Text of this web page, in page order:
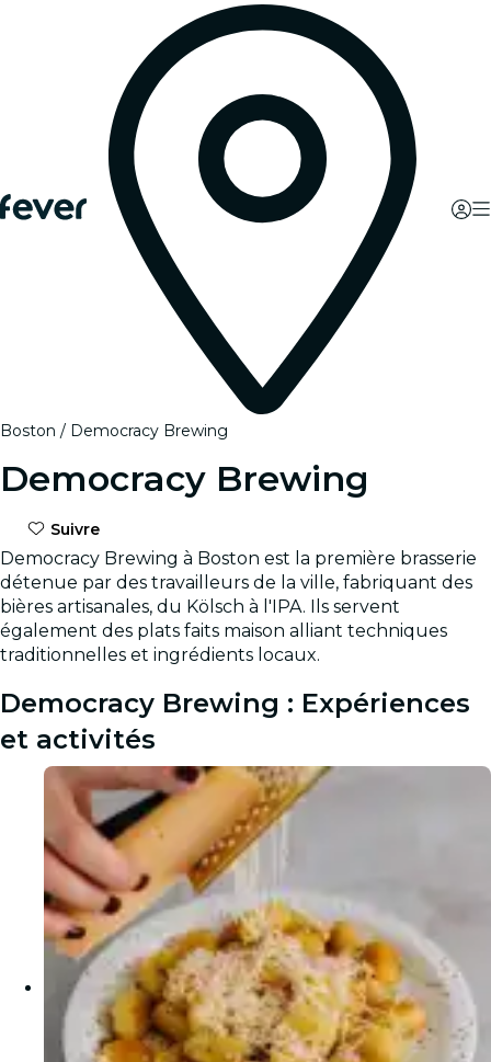
Boston Democracy Brewing
Democracy Brewing
Suivre
Democracy Brewing à Boston est la première brasserie
détenue par des travailleurs de la ville, fabriquant des
bières artisanales, du Kölsch à l'IPA. Ils servent
également des plats faits maison alliant techniques
traditionnelles et ingrédients locaux.
Democracy Brewing : Expériences
et activités